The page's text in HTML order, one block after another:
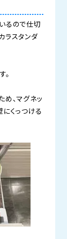
るので仕切
ラスタンダ
。
、マグネッ
くっつける